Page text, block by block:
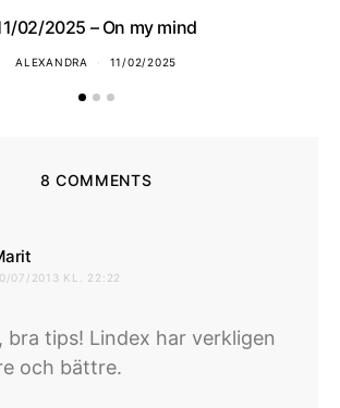
02/2025 – On my mind
ALEXANDRA 11/02/2025
8 COMMENTS
07/2013 KL. 22:22
bra tips! Lindex har verkligen
och bättre.